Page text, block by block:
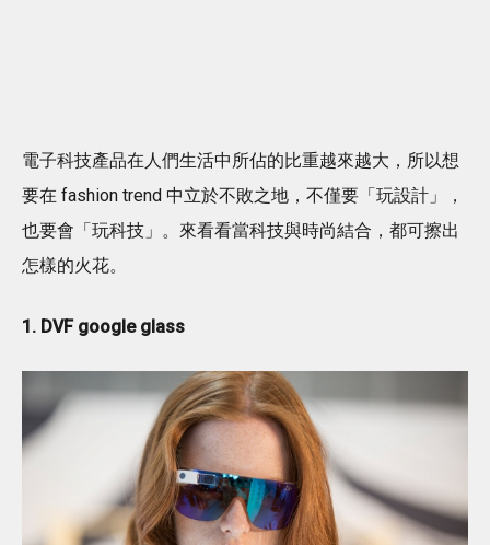
電子科技產品在人們生活中所佔的比重越來越大，所以想
要在 fashion trend 中立於不敗之地，不僅要「玩設計」，
也要會「玩科技」。來看看當科技與時尚結合，都可擦出
怎樣的火花。
1. DVF google glass